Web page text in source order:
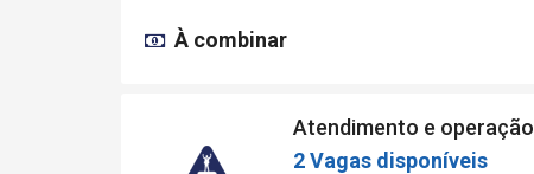
À combinar
Atendimento e operação
2 Vagas disponíveis